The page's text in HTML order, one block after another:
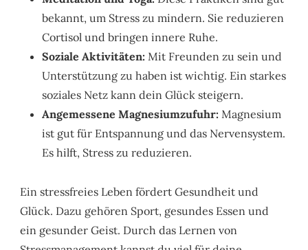
bekannt, um Stress zu mindern. Sie reduzieren
Cortisol und bringen innere Ruhe.
Soziale Aktivitäten: Mit Freunden zu sein und
Unterstützung zu haben ist wichtig. Ein starkes
soziales Netz kann dein Glück steigern.
Angemessene Magnesiumzufuhr: Magnesium
ist gut für Entspannung und das Nervensystem.
Es hilft, Stress zu reduzieren.
Ein stressfreies Leben fördert Gesundheit und
Glück. Dazu gehören Sport, gesundes Essen und
ein gesunder Geist. Durch das Lernen von